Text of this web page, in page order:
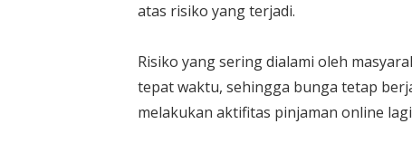
atas risiko yang terjadi.
Risiko yang sering dialami oleh
tepat waktu, sehingga bunga tetap
melakukan aktifitas pinjaman online